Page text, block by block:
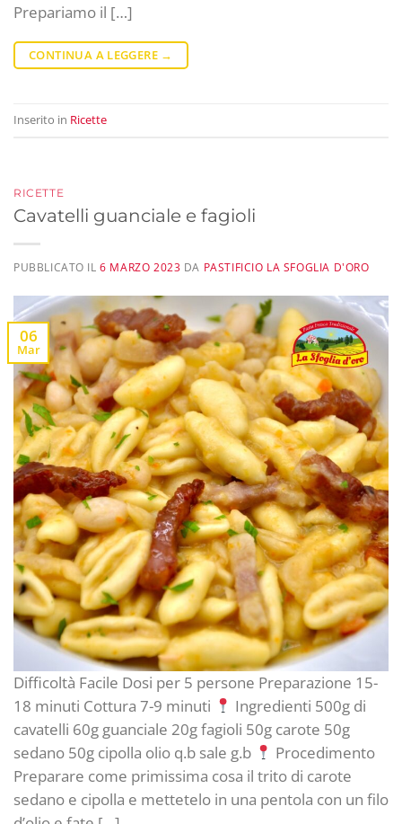
Prepariamo il […]
CONTINUA A LEGGERE →
Inserito in Ricette
RICETTE
Cavatelli guanciale e fagioli
PUBBLICATO IL6 MARZO 2023 DA PASTIFICIO LA SFOGLIA D'ORO
06
Mar
Difficoltà Facile Dosi per 5 persone Preparazione 15-
18 minuti Cottura 7-9 minuti
Ingredienti 500g di
cavatelli 60g guanciale 20g fagioli 50g carote 50g
sedano 50g cipolla olio q.b sale g.b
Procedimento
Preparare come primissima cosa il trito di carote
sedano e cipolla e mettetelo in una pentola con un filo